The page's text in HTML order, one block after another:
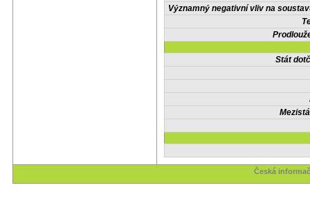
Významný negativní vliv na
Stát
Česká